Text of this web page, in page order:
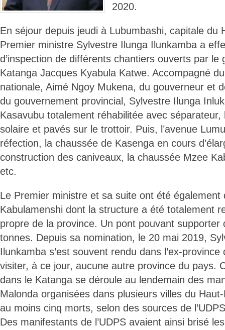
2020.
En séjour depuis jeudi à Lubumbashi, capitale du
Premier ministre Sylvestre Ilunga Ilunkamba a
d’inspection de différents chantiers ouverts par le
Katanga Jacques Kyabula Katwe. Accompagné
nationale, Aimé Ngoy Mukena, du gouverneur et
du gouvernement provincial, Sylvestre Ilunga
Kasavubu totalement réhabilitée avec
solaire et pavés sur le trottoir. Puis, l’avenue
réfection, la chaussée de Kasenga en cours
construction des caniveaux, la chaussée Mzee
etc.
Le Premier ministre et sa suite ont été également
Kabulamenshi dont la structure a été totalement
propre de la province. Un pont pouvant supporter
tonnes. Depuis sa nomination, le 20 mai 2019,
Ilunkamba s’est souvent rendu dans l’ex-
visiter, à ce jour, aucune autre province du pays.
dans le Katanga se déroule au lendemain des
Malonda organisées dans plusieurs villes du
au moins cinq morts, selon des sources de
Des manifestants de l’UDPS avaient ainsi brisé